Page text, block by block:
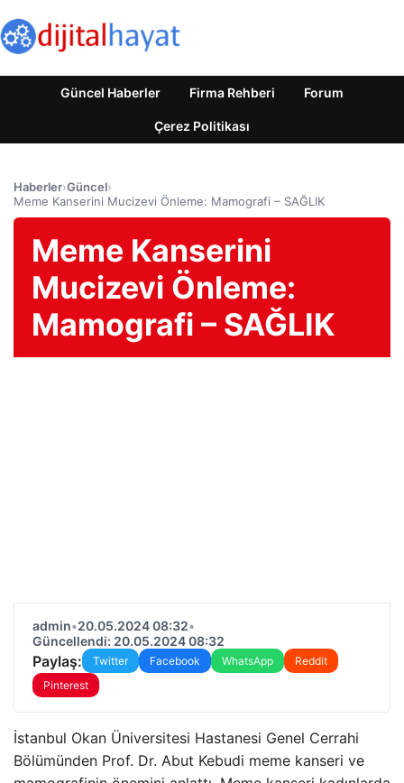
Güncel Haberler Firma Rehberi Forum
Çerez Politikası
Haberler›Güncel›
Meme Kanserini Mucizevi Önleme: Mamografi – SAĞLIK
Meme Kanserini
Mucizevi Önleme:
Mamografi – SAĞLIK
admin•20.05.2024 08:32•
Güncellendi: 20.05.2024 08:32
Paylaş: Twitter Facebook WhatsApp
Reddit
Pinterest
İstanbul Okan Üniversitesi Hastanesi Genel Cerrahi
Bölümünden Prof. Dr. Abut Kebudi meme kanseri ve